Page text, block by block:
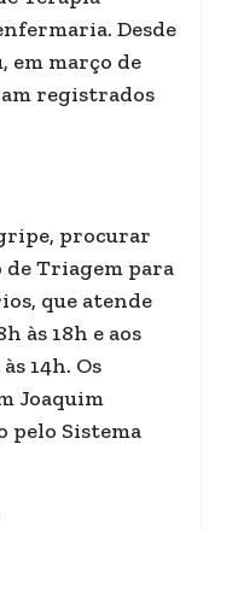
Desde
em março de
registrados
procurar
Triagem para
que atende
às 18h e aos
14h. Os
Joaquim
pelo Sistema